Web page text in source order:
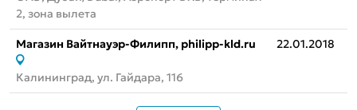
2, зона вылета
Магазин Вайтнауэр-Филипп, philipp-kld.ru
Калининград, ул. Гайдара, 116
22.01.2018